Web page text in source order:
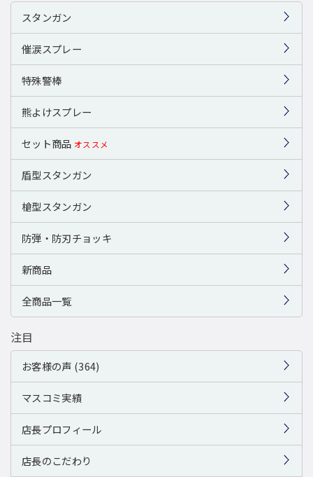
スタンガン
催涙スプレー
特殊警棒
熊よけスプレー
セット商品 オススメ
盾型スタンガン
槍型スタンガン
防弾・防刃チョッキ
新商品
全商品一覧
注目
お客様の声 (364)
マスコミ実績
店長プロフィール
店長のこだわり